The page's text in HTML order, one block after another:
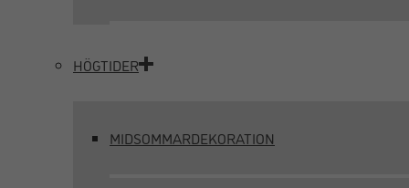
HÖGTIDER
MIDSOMMARDEKORATION